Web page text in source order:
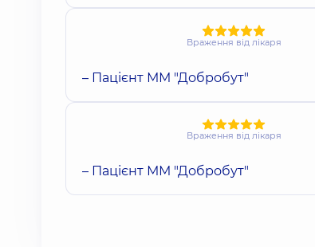
Враження від лікаря
– Пацієнт ММ "Добробут"
Враження від лікаря
– Пацієнт ММ "Добробут"